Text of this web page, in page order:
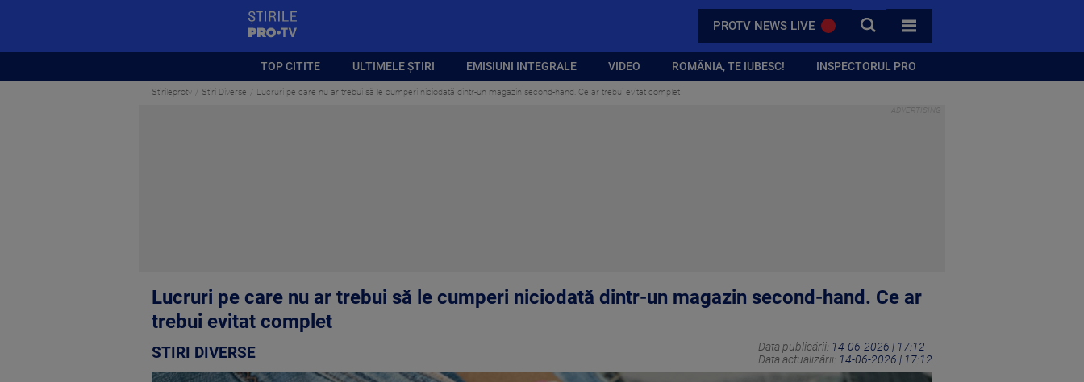
PROTV NEWS LIVE CAUTA
TOATE CATEGORIILE
TOP CITITE ULTIMELE ȘTIRI EMISIUNI INTEGRALE VIDEO ROMÂNIA, TE IUBESC! INSPECTORUL PRO
Stirileprotv Stiri Diverse Lucruri pe care nu ar trebui să le cumperi niciodată dintr-un magazin second-hand. Ce ar trebui evitat complet
Lucruri pe care nu ar trebui să le cumperi niciodată dintr-un magazin second-hand. Ce ar
trebui evitat complet
STIRI DIVERSE Data publicării: 14-06-2026 | 17:12
Data actualizării: 14-06-2026 | 17:12